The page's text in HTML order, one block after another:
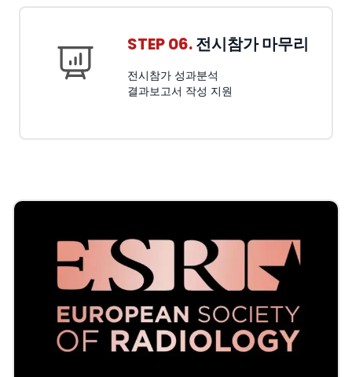
STEP 06.전시참가 마무리
전시참가 성과분석
결과보고서 작성 지원